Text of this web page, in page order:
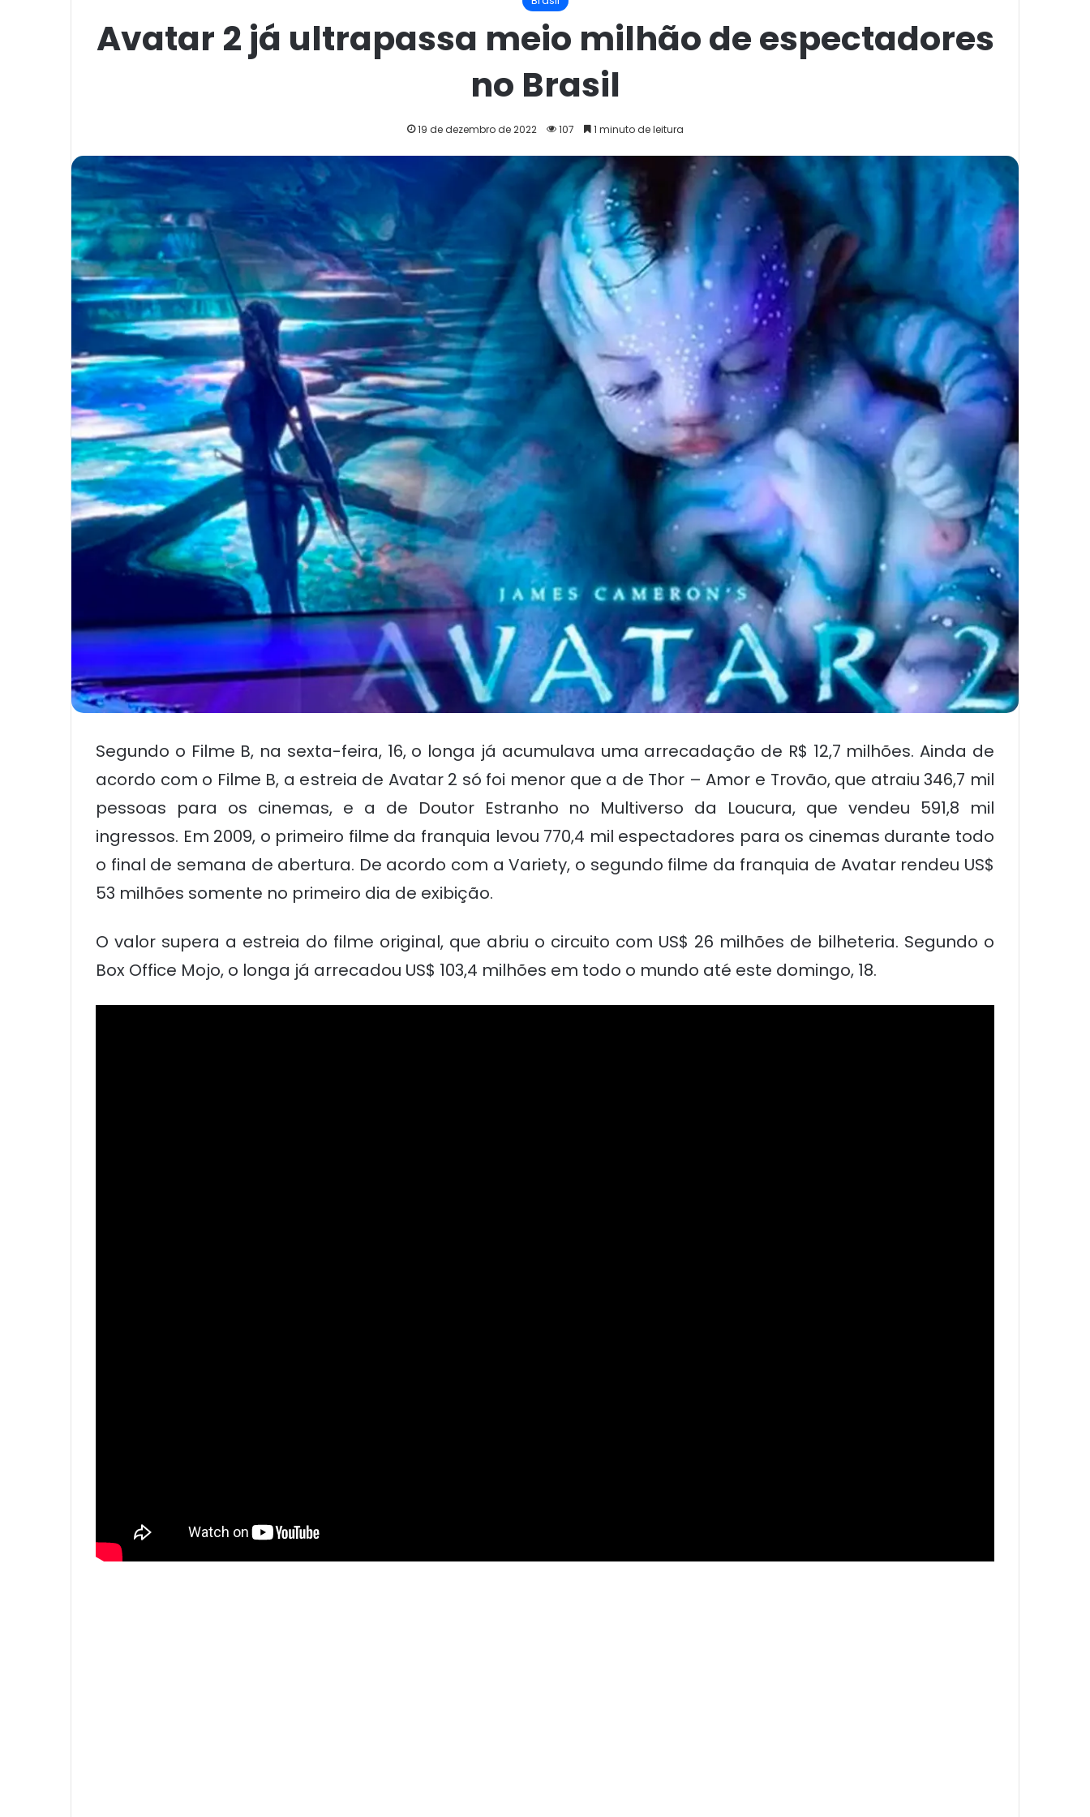
Avatar 2 já ultrapassa meio milhão de espectadores
no Brasil
19 de dezembro de 2022 107 1 minuto de leitura
Segundo o Filme B, na sexta-feira, 16, o longa já acumulava uma arrecadação de R$ 12,7 milhões. Ainda de
acordo com o Filme B, a estreia de Avatar 2 só foi menor que a de Thor – Amor e Trovão, que atraiu 346,7 mil
pessoas para os cinemas, e a de Doutor Estranho no Multiverso da Loucura, que vendeu 591,8 mil
ingressos. Em 2009, o primeiro filme da franquia levou 770,4 mil espectadores para os cinemas durante todo
o final de semana de abertura. De acordo com a Variety, o segundo filme da franquia de Avatar rendeu US$
53 milhões somente no primeiro dia de exibição.
O valor supera a estreia do filme original, que abriu o circuito com US$ 26 milhões de bilheteria. Segundo o
Box Office Mojo, o longa já arrecadou US$ 103,4 milhões em todo o mundo até este domingo, 18.